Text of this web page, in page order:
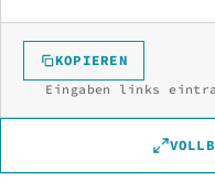
KOPIEREN
Eingaben links